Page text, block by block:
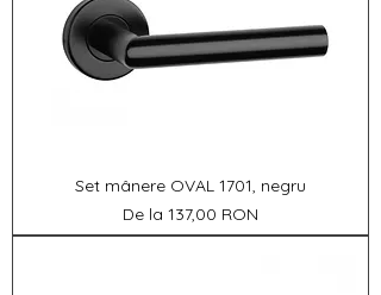
Set mânere OVAL 1701, negru
De la 137,00 RON
Preț redus